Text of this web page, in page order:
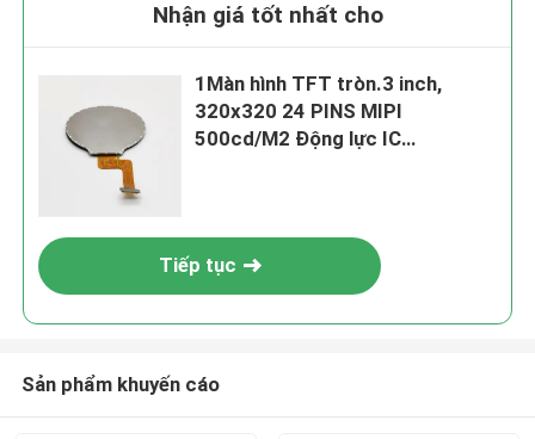
Nhận giá tốt nhất cho
1Màn hình TFT tròn.3 inch,
320x320 24 PINS MIPI
500cd/M2 Động lực IC
Tiếp tục
Sản phẩm khuyến cáo